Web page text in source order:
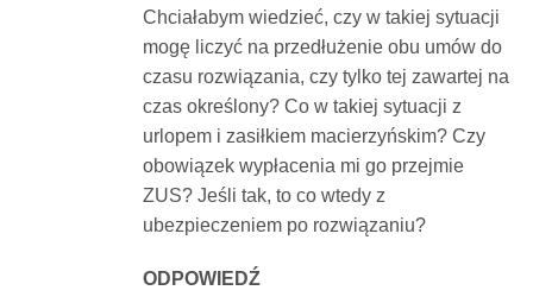
Chciałabym wiedzieć, czy w takiej sytuacji
mogę liczyć na przedłużenie obu umów do
czasu rozwiązania, czy tylko tej zawartej na
czas określony? Co w takiej sytuacji z
urlopem i zasiłkiem macierzyńskim? Czy
obowiązek wypłacenia mi go przejmie
ZUS? Jeśli tak, to co wtedy z
ubezpieczeniem po rozwiązaniu?
ODPOWIEDŹ